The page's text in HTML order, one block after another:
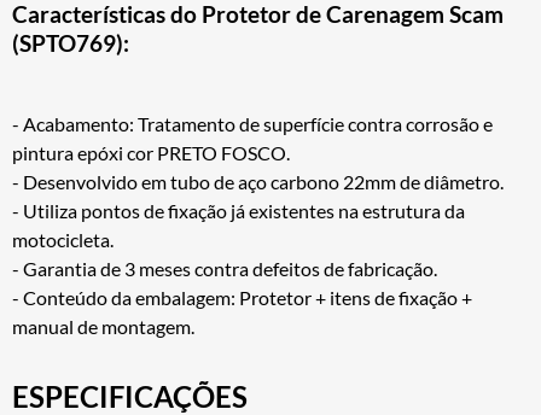
Características do Protetor de Carenagem Scam
(SPTO769):
- Acabamento: Tratamento de superfície contra corrosão e
pintura epóxi cor PRETO FOSCO.
- Desenvolvido em tubo de aço carbono 22mm de diâmetro.
- Utiliza pontos de fixação já existentes na estrutura da
motocicleta.
- Garantia de 3 meses contra defeitos de fabricação.
- Conteúdo da embalagem: Protetor + itens de fixação +
manual de montagem.
ESPECIFICAÇÕES